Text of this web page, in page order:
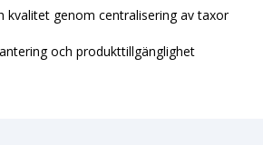
kvalitet genom centralisering av taxor
och produkttillgänglighet